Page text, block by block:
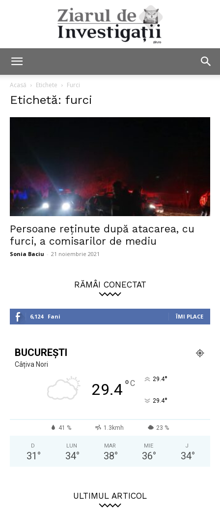
Acasă Etichete Furci
Etichetă: furci
Persoane reținute după atacarea, cu
furci, a comisarilor de mediu
Sonia Baciu - 21 noiembrie 2021
RĂMÂI CONECTAT
6,124 Fani ÎMI PLACE
BUCUREȘTI
Câțiva Nori
29.4°C 29.4°
29.4°
41 % 1.3kmh 23 %
D
31 °
LUN
34°
MAR
38°
MIE
36°
J
34°
ULTIMUL ARTICOL